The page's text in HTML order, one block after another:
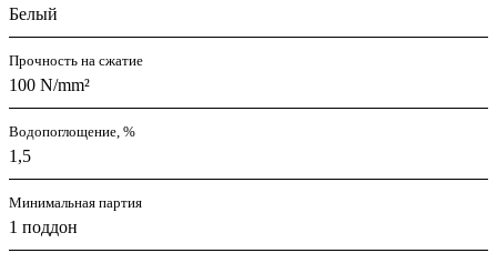
Белый
Прочность на сжатие
100 N/mm²
Водопоглощение, %
1,5
Минимальная партия
1 поддон